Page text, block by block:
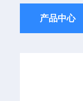
产品中心